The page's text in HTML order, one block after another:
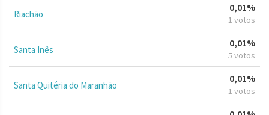
Riachão
0,01%
1 votos
Santa Inês
0,01%
5 votos
Santa Quitéria do Maranhão
0,01%
1 votos